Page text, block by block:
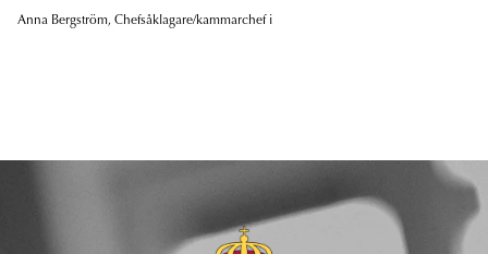
Anna Bergström, Chefsåklagare/kammarchef i